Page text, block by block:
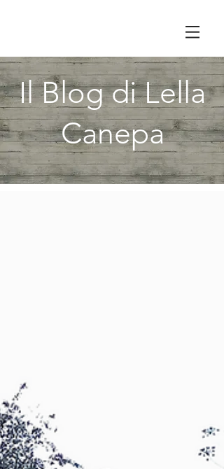
Il Blog di Lella
Canepa